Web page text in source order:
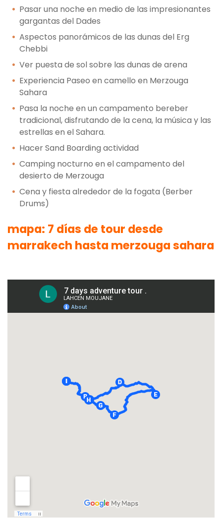
Pasar una noche en medio de las impresionantes
gargantas del Dades
Aspectos panorámicos de las dunas del Erg
Chebbi
Ver puesta de sol sobre las dunas de arena
Experiencia Paseo en camello en Merzouga
Sahara
Pasa la noche en un campamento bereber
tradicional, disfrutando de la cena, la música y las
estrellas en el Sahara.
Hacer Sand Boarding actividad
Camping nocturno en el campamento del
desierto de Merzouga
Cena y fiesta alrededor de la fogata (Berber
Drums)
mapa: 7 días de tour desde
marrakech hasta merzouga sahara